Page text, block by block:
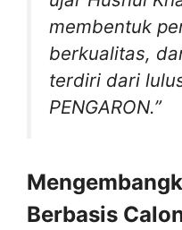
membentuk
berkualitas,
terdiri dari
PENGARON.”
Berbasis